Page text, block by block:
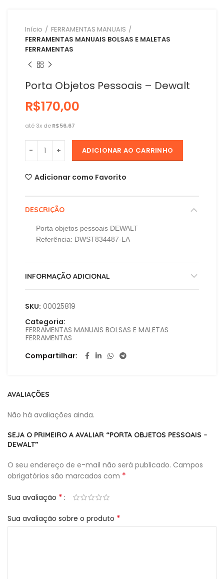
Início
FERRAMENTAS MANUAIS
FERRAMENTAS MANUAIS BOLSAS E MALETAS
FERRAMENTAS
Porta Objetos Pessoais – Dewalt
R$
R$
ADICIONAR AO CARRINHO
Adicionar como Favorito
DESCRIÇÃO
Porta objetos pessoais DEWALT
Referência: DWST834487-LA
INFORMAÇÃO ADICIONAL
SKU: 00025819
Categoria:
FERRAMENTAS MANUAIS BOLSAS E MALETAS
FERRAMENTAS
Compartilhar
AVALIAÇÕES
Não há avaliações ainda.
SEJA O PRIMEIRO A AVALIAR “PORTA OBJETOS PESSOAIS –
DEWALT”
O seu endereço de e-mail não será publicado. Campos
obrigatórios são marcados com *
Sua avaliação *
Sua avaliação sobre o produto *